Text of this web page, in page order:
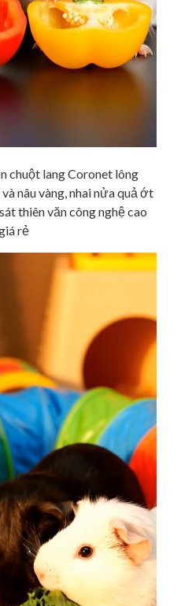
chuột lang Coronet lông
nâu vàng, nhai nửa quả ớt
thiên văn công nghệ cao
rẻ